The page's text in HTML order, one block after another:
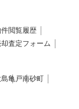
件閲覧履歴
却査定フォーム
島亀戸南砂町